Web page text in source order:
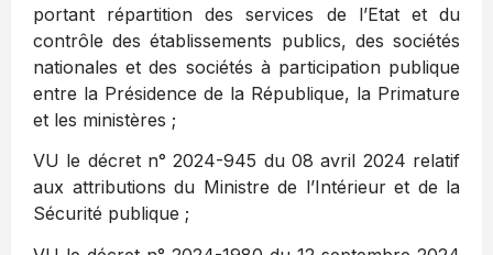
portant répartition des services de l’Etat et du
contrôle des établissements publics, des sociétés
nationales et des sociétés à participation publique
entre la Présidence de la République, la Primature
et les ministères ;
VU le décret n° 2024-945 du 08 avril 2024 relatif
aux attributions du Ministre de l’Intérieur et de la
Sécurité publique ;